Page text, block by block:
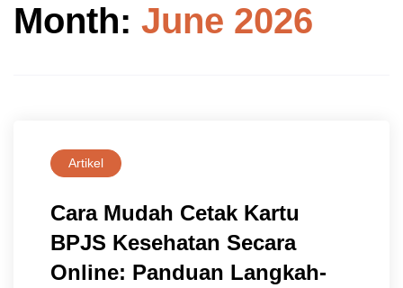
Month: June 2026
Artikel
Cara Mudah Cetak Kartu
BPJS Kesehatan Secara
Online: Panduan Langkah-